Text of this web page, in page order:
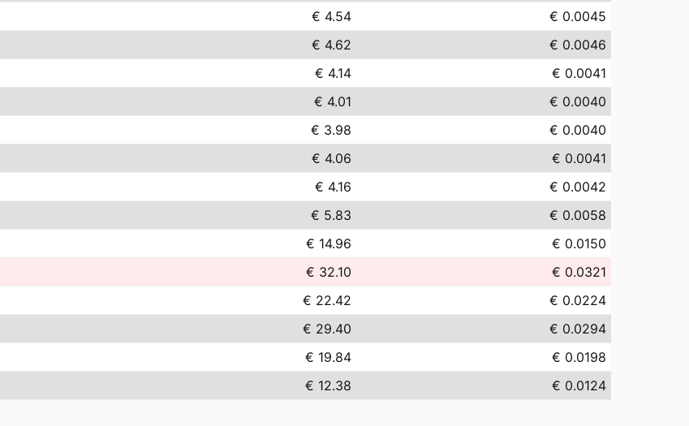
€ 4.54
€ 0.0045
€ 4.62
€ 0.0046
€ 4.14
€ 0.0041
€ 4.01
€ 0.0040
€ 3.98
€ 0.0040
€ 4.06
€ 0.0041
€ 4.16
€ 0.0042
€ 5.83
€ 0.0058
€ 14.96
€ 0.0150
€ 32.10
€ 0.0321
€ 22.42
€ 0.0224
€ 29.40
€ 0.0294
€ 19.84
€ 0.0198
€ 12.38 € 0.0124